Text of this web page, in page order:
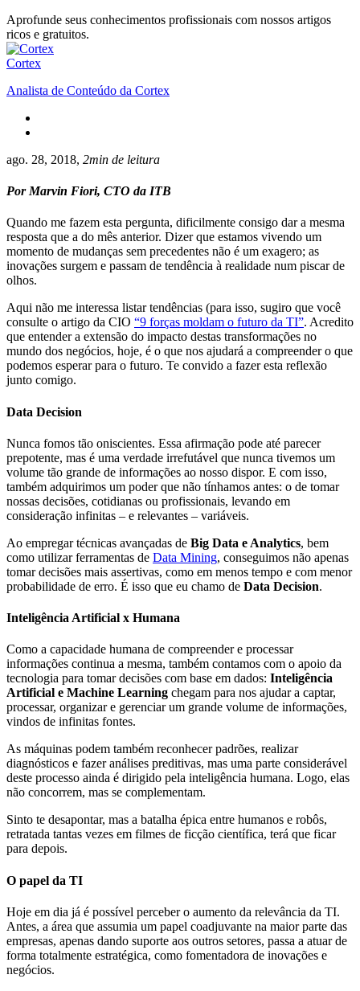
Aprofunde seus conhecimentos profissionais com nossos artigos
ricos e gratuitos.
Cortex
Analista de Conteúdo da Cortex
ago. 28, 2018, 2min de leitura
Por Marvin Fiori, CTO da ITB
Quando me fazem esta pergunta, dificilmente consigo dar a mesma
resposta que a do mês anterior. Dizer que estamos vivendo um
momento de mudanças sem precedentes não é um exagero; as
inovações surgem e passam de tendência à realidade num piscar de
olhos.
Aqui não me interessa listar tendências (para isso, sugiro que você
consulte o artigo da CIO “9 forças moldam o futuro da TI”. Acredito
que entender a extensão do impacto destas transformações no
mundo dos negócios, hoje, é o que nos ajudará a compreender o que
podemos esperar para o futuro. Te convido a fazer esta reflexão
junto comigo.
Data Decision
Nunca fomos tão oniscientes. Essa afirmação pode até parecer
prepotente, mas é uma verdade irrefutável que nunca tivemos um
volume tão grande de informações ao nosso dispor. E com isso,
também adquirimos um poder que não tínhamos antes: o de tomar
nossas decisões, cotidianas ou profissionais, levando em
consideração infinitas – e relevantes – variáveis.
Ao empregar técnicas avançadas de Big Data e Analytics, bem
como utilizar ferramentas de Data Mining, conseguimos não apenas
tomar decisões mais assertivas, como em menos tempo e com menor
probabilidade de erro. É isso que eu chamo de Data Decision.
Inteligência Artificial x Humana
Como a capacidade humana de compreender e processar
informações continua a mesma, também contamos com o apoio da
tecnologia para tomar decisões com base em dados: Inteligência
Artificial e Machine Learning chegam para nos ajudar a captar,
processar, organizar e gerenciar um grande volume de informações,
vindos de infinitas fontes.
As máquinas podem também reconhecer padrões, realizar
diagnósticos e fazer análises preditivas, mas uma parte considerável
deste processo ainda é dirigido pela inteligência humana. Logo, elas
não concorrem, mas se complementam.
Sinto te desapontar, mas a batalha épica entre humanos e robôs,
retratada tantas vezes em filmes de ficção científica, terá que ficar
para depois.
O papel da TI
Hoje em dia já é possível perceber o aumento da relevância da TI.
Antes, a área que assumia um papel coadjuvante na maior parte das
empresas, apenas dando suporte aos outros setores, passa a atuar de
forma totalmente estratégica, como fomentadora de inovações e
negócios.